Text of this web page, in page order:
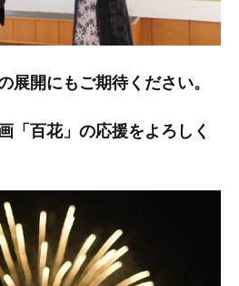
展開にもご期待ください。
「百花」の応援をよろしく